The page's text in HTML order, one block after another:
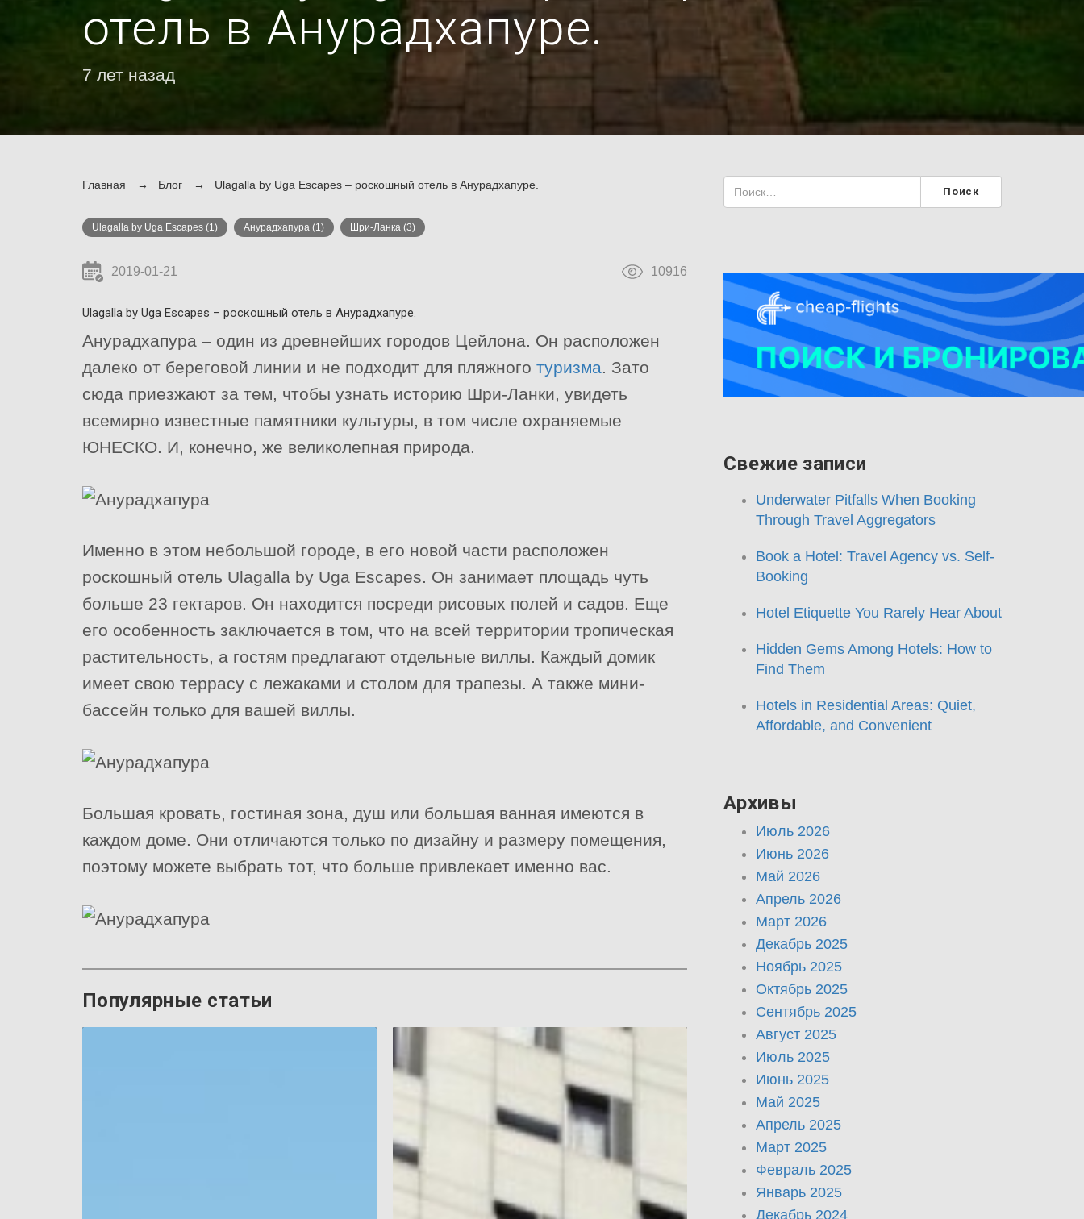
отель в Анурадхапуре.
7 лет назад
Главная Блог Ulagalla by Uga Escapes – роскошный отель в Анурадхапуре.
Ulagalla by Uga Escapes (1) Анурадхапура (1) Шри-Ланка (3)
2019-01-21 10916
Ulagalla by Uga Escapes – роскошный отель в Анурадхапуре.
Анурадхапура – один из древнейших городов Цейлона. Он расположен
далеко от береговой линии и не подходит для пляжного туризма. Зато
сюда приезжают за тем, чтобы узнать историю Шри-Ланки, увидеть
всемирно известные памятники культуры, в том числе охраняемые
ЮНЕСКО. И, конечно, же великолепная природа.
Именно в этом небольшой городе, в его новой части расположен
роскошный отель Ulagalla by Uga Escapes. Он занимает площадь чуть
больше 23 гектаров. Он находится посреди рисовых полей и садов. Еще
его особенность заключается в том, что на всей территории тропическая
растительность, а гостям предлагают отдельные виллы. Каждый домик
имеет свою террасу с лежаками и столом для трапезы. А также мини-
бассейн только для вашей виллы.
Большая кровать, гостиная зона, душ или большая ванная имеются в
каждом доме. Они отличаются только по дизайну и размеру помещения,
поэтому можете выбрать тот, что больше привлекает именно вас.
Популярные статьи
Свежие записи
Underwater Pitfalls When Booking
Through Travel Aggregators
Book a Hotel: Travel Agency vs. Self-
Booking
Hotel Etiquette You Rarely Hear About
Hidden Gems Among Hotels: How to
Find Them
Hotels in Residential Areas: Quiet,
Affordable, and Convenient
Архивы
Июль 2026
Июнь 2026
Май 2026
Апрель 2026
Март 2026
Декабрь 2025
Ноябрь 2025
Октябрь 2025
Сентябрь 2025
Август 2025
Июль 2025
Июнь 2025
Май 2025
Апрель 2025
Март 2025
Февраль 2025
Январь 2025
Декабрь 2024